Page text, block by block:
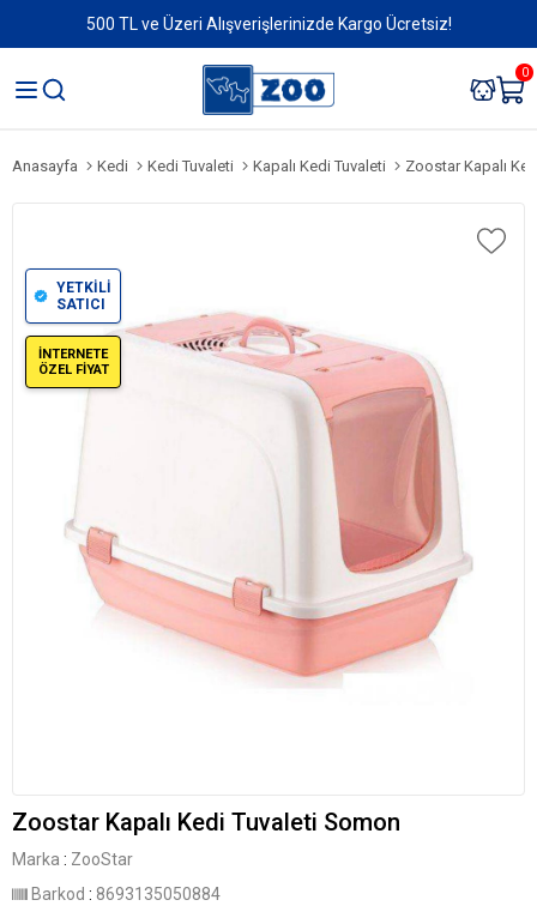
500 TL ve Üzeri Alışverişlerinizde Kargo Ücretsiz!
0
Anasayfa Kedi Kedi Tuvaleti Kapalı Kedi Tuvaleti Zoostar Kapalı
YETKİLİ
SATICI
İNTERNETE
ÖZEL FİYAT
Zoostar Kapalı Kedi Tuvaleti Somon
Marka : ZooStar
Barkod : 8693135050884